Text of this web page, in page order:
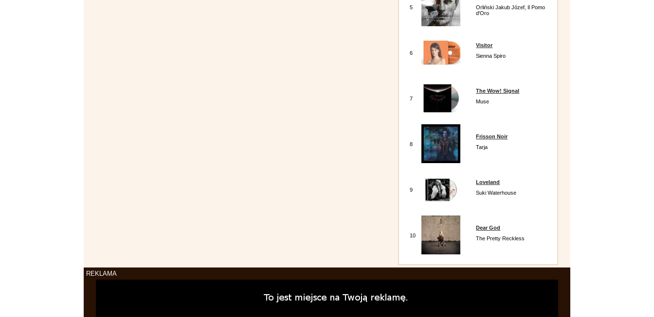
5
Orliński Jakub Józef, Il Pomo
d'Oro
6
Visitor
Sienna Spiro
7
The Wow! Signal
Muse
8
Frisson Noir
Tarja
9
Loveland
Suki Waterhouse
10
Dear God
The Pretty Reckless
REKLAMA